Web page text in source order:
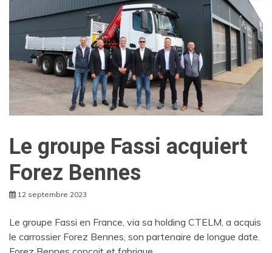
Le groupe Fassi acquiert
Forez Bennes
12 septembre 2023
Le groupe Fassi en France, via sa holding CTELM, a acquis
le carrossier Forez Bennes, son partenaire de longue date.